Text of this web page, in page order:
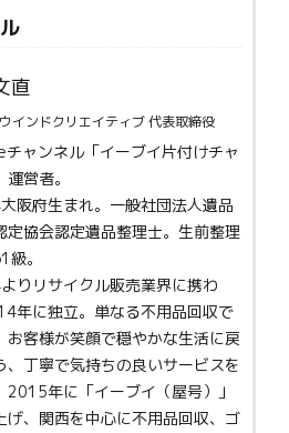
直
インドクリエイティブ 代表取締役
チャンネル「イーブイ片付けチャ
営者。
阪府生まれ。一般社団法人遺品
定協会認定遺品整理士。生前整理
級。
りリサイクル販売業界に携わ
年に独立。単なる不用品回収で
お客様が笑顔で穏やかな生活に戻
、丁寧で気持ちの良いサービスを
2015年に「イーブイ（屋号）」
げ、関西を中心に不用品回収、ゴ